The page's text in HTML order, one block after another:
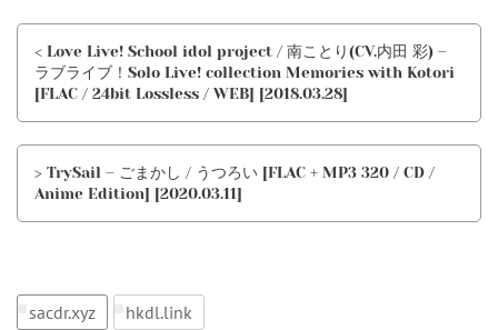
< Love Live! School idol project / 南ことり(CV.内田 彩) –
ラブライブ！Solo Live! collection Memories with Kotori
[FLAC / 24bit Lossless / WEB] [2018.03.28]
> TrySail – ごまかし / うつろい [FLAC + MP3 320 / CD /
Anime Edition] [2020.03.11]
sacdr.xyz hkdl.link